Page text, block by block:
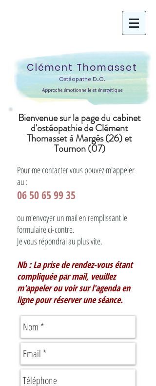
Clément Thomasset
Ostéopathe D.O.
Approche émotionnelle et énergétique
Bienvenue sur la page du cabinet
d'ostéopathie de Clément
Thomasset à Margès (26) et
Tournon (07)
Pour me contacter vous pouvez m'appeler
au :
06 50 65 99 35
ou m'envoyer un mail en remplissant le
formulaire ci-contre.
Je vous répondrai au plus vite.
Nb : La prise de rendez-vous étant
compliquée par mail, veuillez
m'appeler ou voir sur l'agenda en
ligne pour réserver une séance.